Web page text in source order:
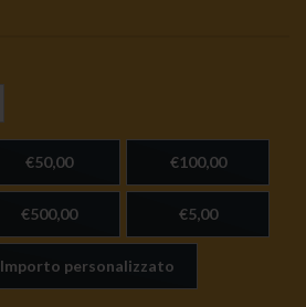
€50,00 €100,00
€500,00 €5,00
Importo personalizzato